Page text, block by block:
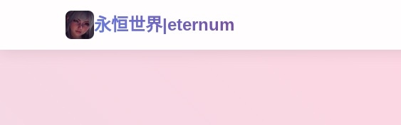
永恒世界|eternum